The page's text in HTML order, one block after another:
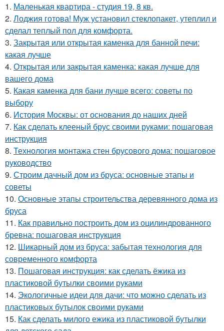
1. Маленькая квартира - студия 19, 8 кв.
2. Лоджия готова! Муж установил стеклопакет, утеплил и
сделал теплый пол для комфорта.
3. Закрытая или открытая каменка для банной печи:
какая лучше
4. Открытая или закрытая каменка: какая лучше для
вашего дома
5. Какая каменка для бани лучше всего: советы по
выбору
6. История Москвы: от основания до наших дней
7. Как сделать клееный брус своими руками: пошаговая
инструкция
8. Технология монтажа стен брусового дома: пошаговое
руководство
9. Строим дачный дом из бруса: основные этапы и
советы
10. Основные этапы строительства деревянного дома из
бруса
11. Как правильно построить дом из оцилиндрованного
бревна: пошаговая инструкция
12. Шикарный дом из бруса: забытая технология для
современного комфорта
13. Пошаговая инструкция: как сделать ёжика из
пластиковой бутылки своими руками
14. Экологичные идеи для дачи: что можно сделать из
пластиковых бутылок своими руками
15. Как сделать милого ежика из пластиковой бутылки